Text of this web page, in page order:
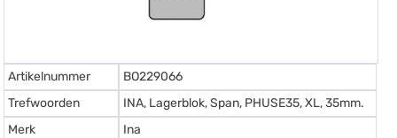
Artikelnummer
BO229066
Trefwoorden
INA, Lagerblok, Span, PHUSE35, XL, 35mm.
Merk
Ina